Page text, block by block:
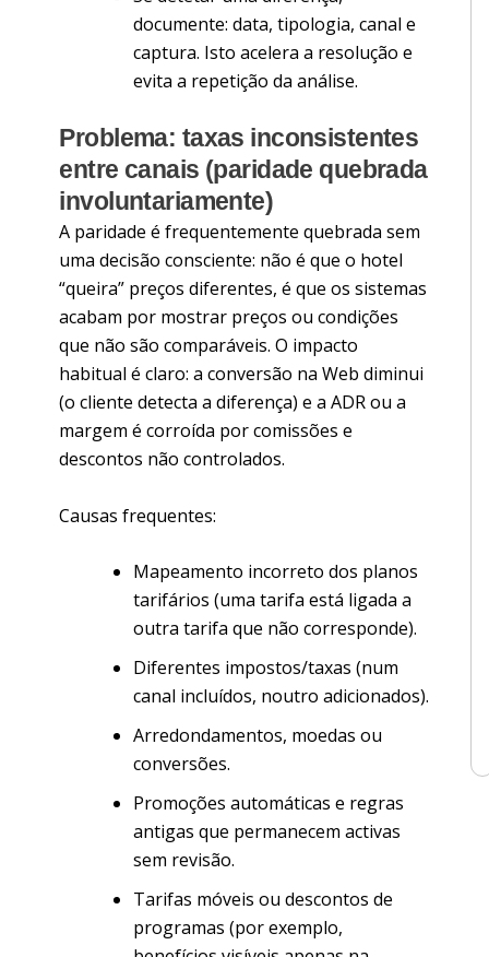
documente: data, tipologia, canal e
captura. Isto acelera a resolução e
evita a repetição da análise.
Problema: taxas inconsistentes
entre canais (paridade quebrada
involuntariamente)
A paridade é frequentemente quebrada sem
uma decisão consciente: não é que o hotel
“queira” preços diferentes, é que os sistemas
acabam por mostrar preços ou condições
que não são comparáveis. O impacto
habitual é claro: a conversão na Web diminui
(o cliente detecta a diferença) e a ADR ou a
margem é corroída por comissões e
descontos não controlados.
Causas frequentes:
Mapeamento incorreto dos planos
tarifários (uma tarifa está ligada a
outra tarifa que não corresponde).
Diferentes impostos/taxas (num
canal incluídos, noutro adicionados).
Arredondamentos, moedas ou
conversões.
Promoções automáticas e regras
antigas que permanecem activas
sem revisão.
Tarifas móveis ou descontos de
programas (por exemplo,